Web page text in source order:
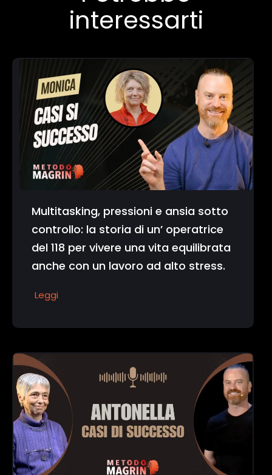
interessarti
Multitasking, pressioni e ansia sotto
controllo: la storia di un’ operatrice
del 118 per vivere una vita equilibrata
anche con un lavoro ad alto stress.
Leggi